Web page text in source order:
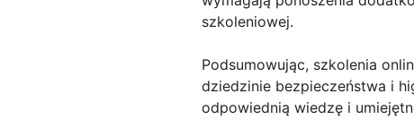
szkoleniowej.
Podsumowując, szkolenia
dziedzinie bezpieczeństwa i
odpowiednią wiedzę i